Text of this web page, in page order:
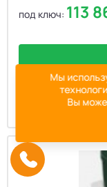
под ключ: 113
Мы
Вы